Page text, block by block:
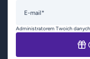
E-mail*
Administratorem Twoich